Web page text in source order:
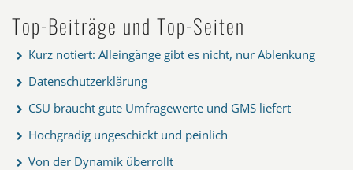
Top-Beiträge und Top-Seiten
Kurz notiert: Alleingänge gibt es nicht, nur Ablenkung
Datenschutzerklärung
CSU braucht gute Umfragewerte und GMS liefert
Hochgradig ungeschickt und peinlich
Von der Dynamik überrollt